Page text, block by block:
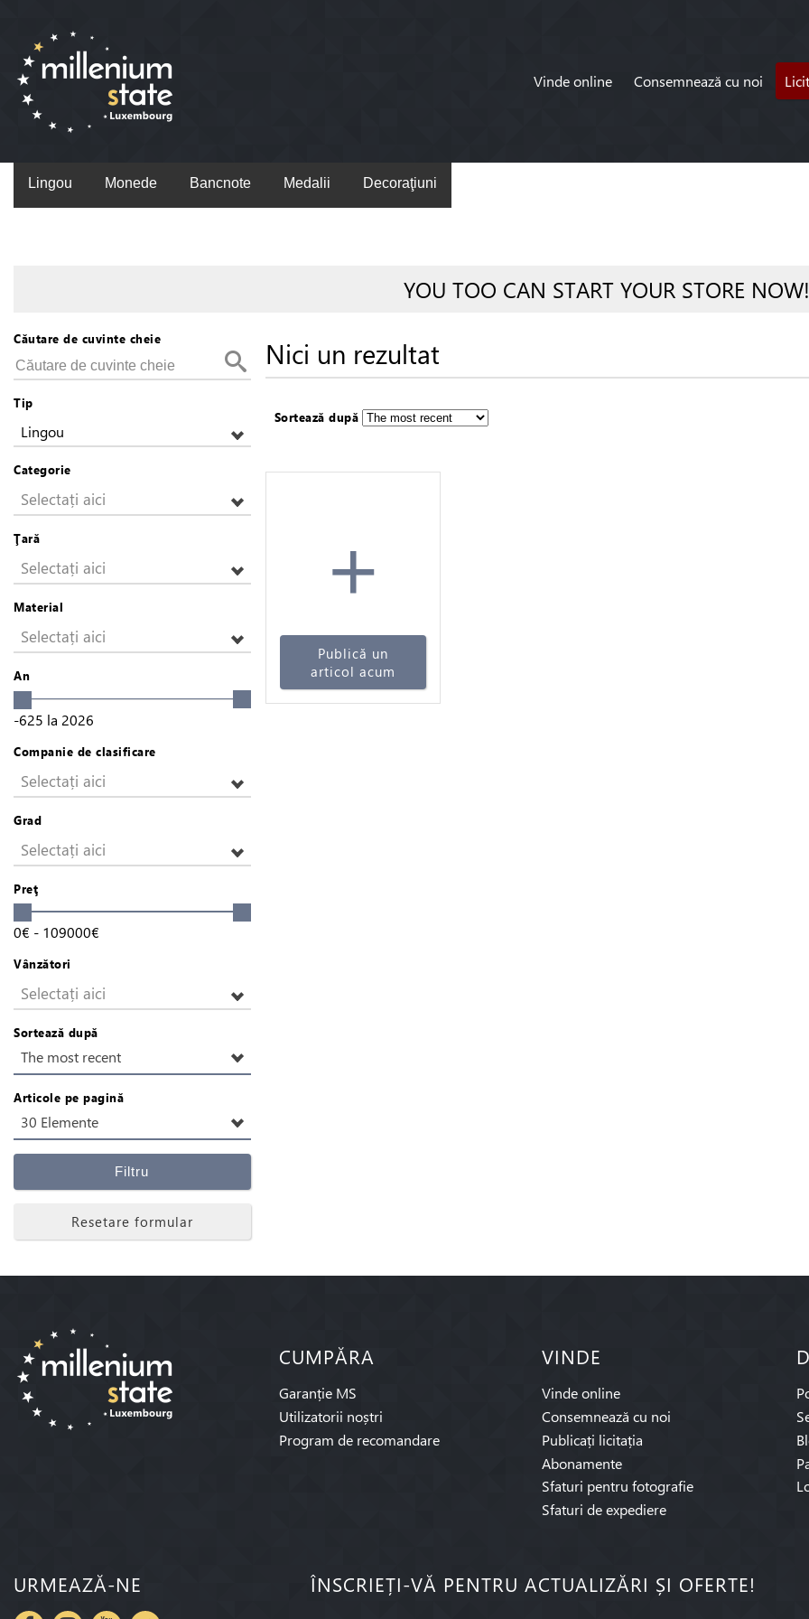
Vinde online Consemnează cu noi
Lingou Monede Bancnote Medalii Decoraţiuni
YOU TOO CAN START YOUR STORE NOW!
Căutare de cuvinte cheie
Tip
Lingou
Categorie
Selectați aici
Ţară
Selectați aici
Material
Selectați aici
An
-625 la 2026
Companie de clasificare
Selectați aici
Grad
Selectați aici
Preţ
0€ - 109000€
Vânzători
Selectați aici
Sortează după
The most recent
Articole pe pagină
30 Elemente
Filtru
Resetare formular
Nici un rezultat
Sortează după
+
Publică un
articol acum
CUMPĂRA
Garanție MS
Utilizatorii noștri
Program de recomandare
VINDE
Vinde online
Consemnează cu noi
Publicați licitația
Abonamente
Sfaturi pentru fotografie
Sfaturi de expediere
URMEAZĂ-NE ÎNSCRIEȚI-VĂ PENTRU ACTUALIZĂRI ȘI OFERTE!